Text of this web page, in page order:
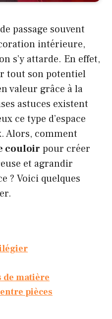
passage souvent
intérieure,
s’y attarde. En effet,
tout son potentiel
valeur grâce à la
astuces existent
ce type d’espace
Alors, comment
couloir pour créer
et agrandir
? Voici quelques
de matière
pièces